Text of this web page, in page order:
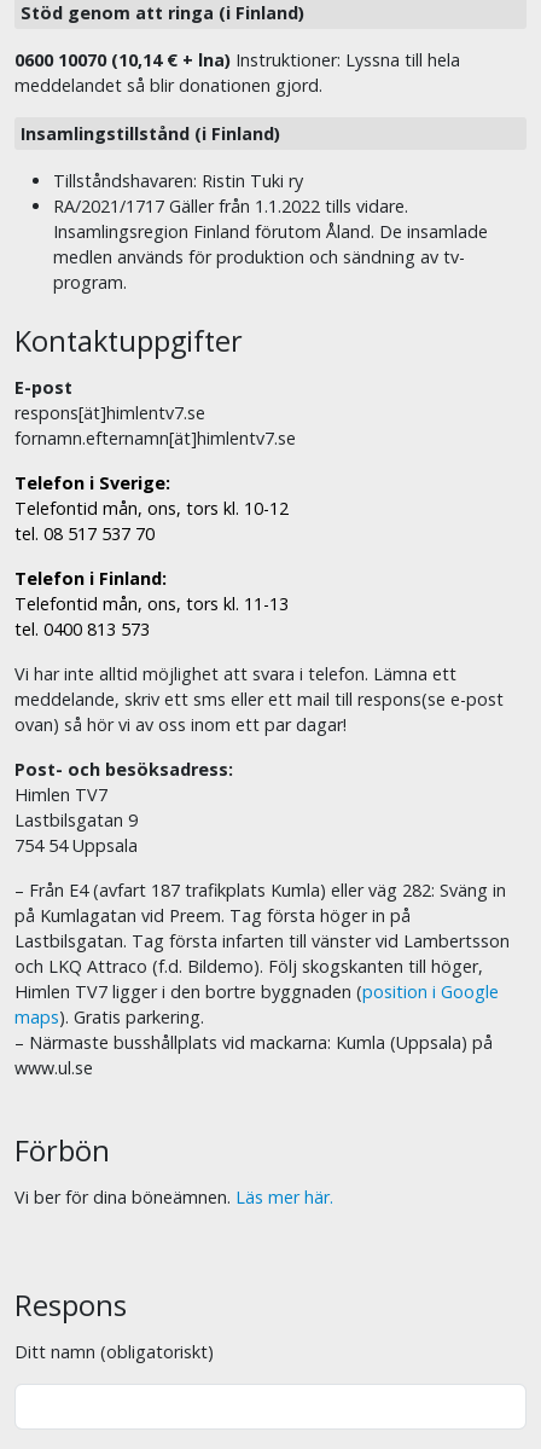
Stöd genom att ringa (i Finland)
0600 10070 (10,14 € + lna) Instruktioner: Lyssna till hela
meddelandet så blir donationen gjord.
Insamlingstillstånd (i Finland)
Tillståndshavaren: Ristin Tuki ry
RA/2021/1717 Gäller från 1.1.2022 tills vidare.
Insamlingsregion Finland förutom Åland. De insamlade
medlen används för produktion och sändning av tv-
program.
Kontaktuppgifter
E-post
respons[ät]himlentv7.se
fornamn.efternamn[ät]himlentv7.se
Telefon i Sverige:
Telefontid mån, ons, tors kl. 10-12
tel. 08 517 537 70
Telefon i Finland:
Telefontid mån, ons, tors kl. 11-13
tel. 0400 813 573
Vi har inte alltid möjlighet att svara i telefon. Lämna ett
meddelande, skriv ett sms eller ett mail till respons(se e-post
ovan) så hör vi av oss inom ett par dagar!
Post- och besöksadress:
Himlen TV7
Lastbilsgatan 9
754 54 Uppsala
– Från E4 (avfart 187 trafikplats Kumla) eller väg 282: Sväng in
på Kumlagatan vid Preem. Tag första höger in på
Lastbilsgatan. Tag första infarten till vänster vid Lambertsson
och LKQ Attraco (f.d. Bildemo). Följ skogskanten till höger,
Himlen TV7 ligger i den bortre byggnaden (position i Google
maps). Gratis parkering.
– Närmaste busshållplats vid mackarna: Kumla (Uppsala) på
www.ul.se
Förbön
Vi ber för dina böneämnen. Läs mer här.
Respons
Ditt namn (obligatoriskt)